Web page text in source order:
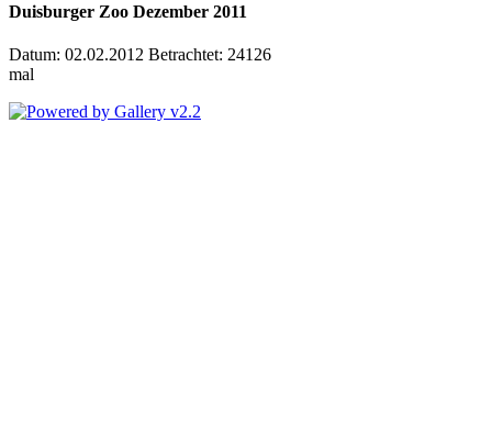
Duisburger Zoo Dezember 2011
Datum: 02.02.2012 Betrachtet: 24126
mal